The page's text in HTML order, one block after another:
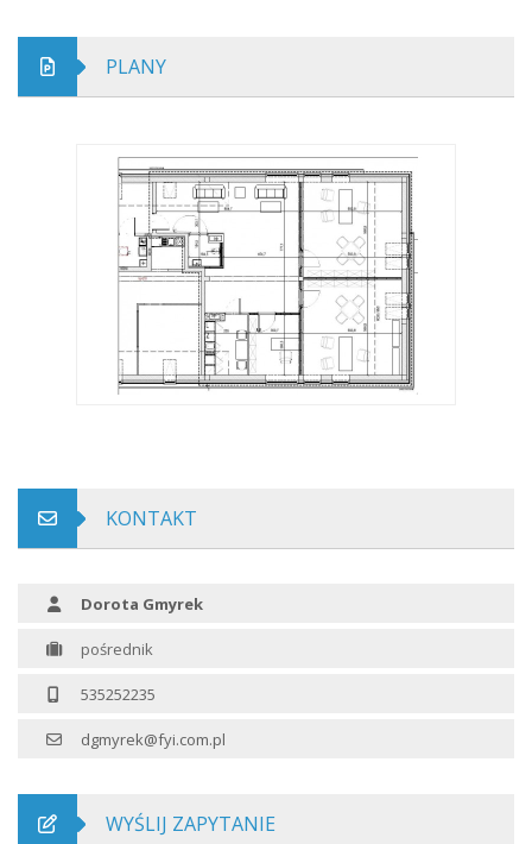
PLANY
KONTAKT
Dorota Gmyrek
pośrednik
535252235
dgmyrek@fyi.com.pl
WYŚLIJ ZAPYTANIE